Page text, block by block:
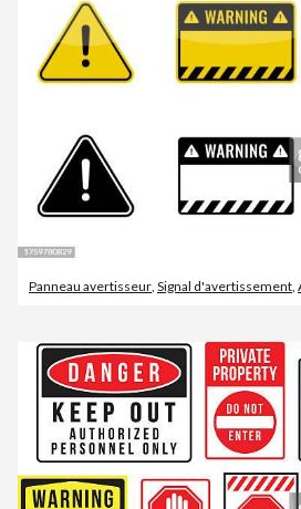
Panneau avertisseur, Signal d'avertissement,